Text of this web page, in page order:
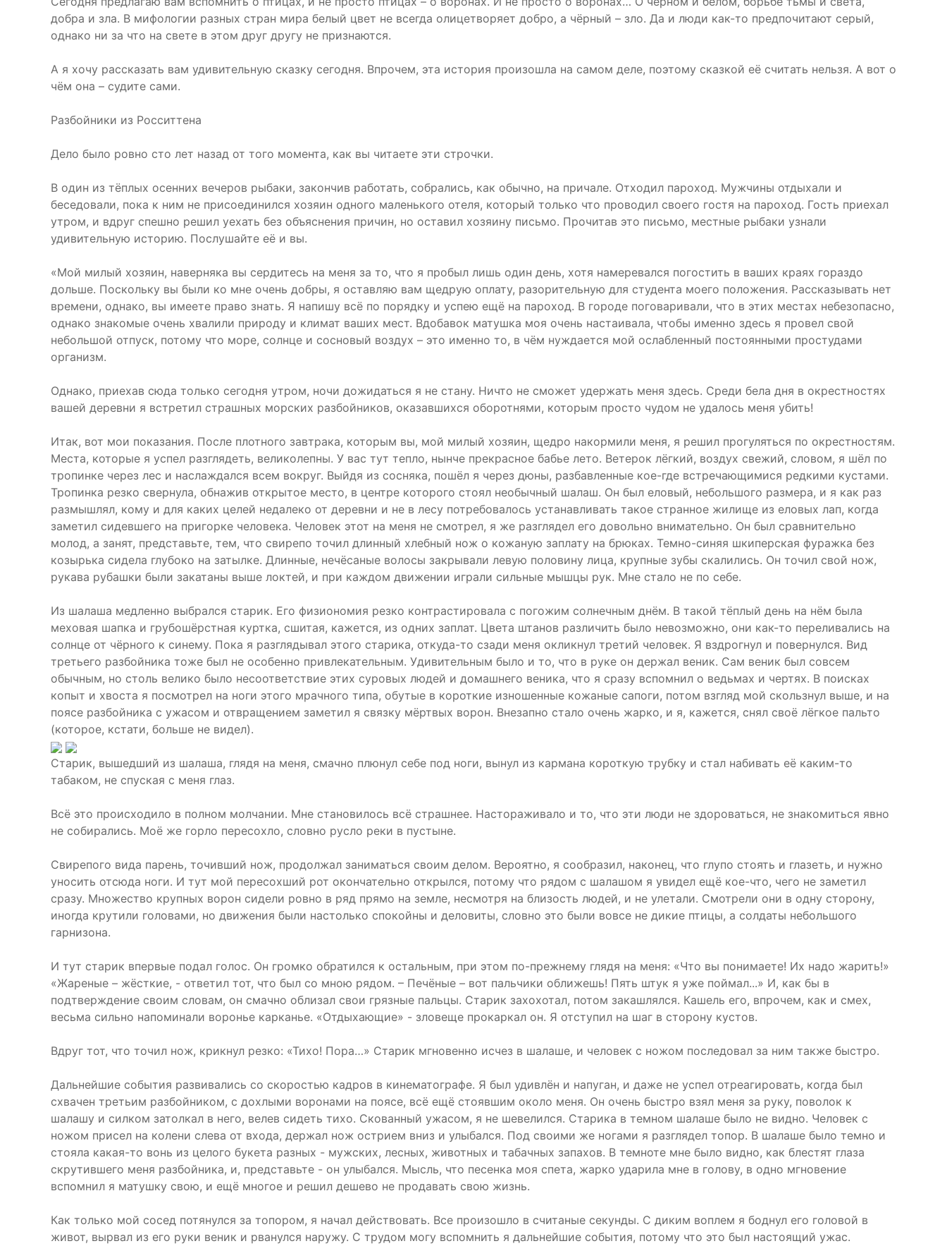
добра и зла. В мифологии разных стран мира белый цвет не всегда олицетворяет добро, а чёрный – зло. Да и люди как-то предпочитают серый,
однако ни за что на свете в этом друг другу не признаются.
А я хочу рассказать вам удивительную сказку сегодня. Впрочем, эта история произошла на самом деле, поэтому сказкой её считать нельзя. А вот о
чём она – судите сами.
Разбойники из Росситтена
Дело было ровно сто лет назад от того момента, как вы читаете эти строчки.
В один из тёплых осенних вечеров рыбаки, закончив работать, собрались, как обычно, на причале. Отходил пароход. Мужчины отдыхали и
беседовали, пока к ним не присоединился хозяин одного маленького отеля, который только что проводил своего гостя на пароход. Гость приехал
утром, и вдруг спешно решил уехать без объяснения причин, но оставил хозяину письмо. Прочитав это письмо, местные рыбаки узнали
удивительную историю. Послушайте её и вы.
«Мой милый хозяин, наверняка вы сердитесь на меня за то, что я пробыл лишь один день, хотя намеревался погостить в ваших краях гораздо
дольше. Поскольку вы были ко мне очень добры, я оставляю вам щедрую оплату, разорительную для студента моего положения. Рассказывать нет
времени, однако, вы имеете право знать. Я напишу всё по порядку и успею ещё на пароход. В городе поговаривали, что в этих местах небезопасно,
однако знакомые очень хвалили природу и климат ваших мест. Вдобавок матушка моя очень настаивала, чтобы именно здесь я провел свой
небольшой отпуск, потому что море, солнце и сосновый воздух – это именно то, в чём нуждается мой ослабленный постоянными простудами
организм.
Однако, приехав сюда только сегодня утром, ночи дожидаться я не стану. Ничто не сможет удержать меня здесь. Среди бела дня в окрестностях
вашей деревни я встретил страшных морских разбойников, оказавшихся оборотнями, которым просто чудом не удалось меня убить!
Итак, вот мои показания. После плотного завтрака, которым вы, мой милый хозяин, щедро накормили меня, я решил прогуляться по окрестностям.
Места, которые я успел разглядеть, великолепны. У вас тут тепло, нынче прекрасное бабье лето. Ветерок лёгкий, воздух свежий, словом, я шёл по
тропинке через лес и наслаждался всем вокруг. Выйдя из сосняка, пошёл я через дюны, разбавленные кое-где встречающимися редкими кустами.
Тропинка резко свернула, обнажив открытое место, в центре которого стоял необычный шалаш. Он был еловый, небольшого размера, и я как раз
размышлял, кому и для каких целей недалеко от деревни и не в лесу потребовалось устанавливать такое странное жилище из еловых лап, когда
заметил сидевшего на пригорке человека. Человек этот на меня не смотрел, я же разглядел его довольно внимательно. Он был сравнительно
молод, а занят, представьте, тем, что свирепо точил длинный хлебный нож о кожаную заплату на брюках. Темно-синяя шкиперская фуражка без
козырька сидела глубоко на затылке. Длинные, нечёсаные волосы закрывали левую половину лица, крупные зубы скалились. Он точил свой нож,
рукава рубашки были закатаны выше локтей, и при каждом движении играли сильные мышцы рук. Мне стало не по себе.
Из шалаша медленно выбрался старик. Его физиономия резко контрастировала с погожим солнечным днём. В такой тёплый день на нём была
меховая шапка и грубошёрстная куртка, сшитая, кажется, из одних заплат. Цвета штанов различить было невозможно, они как-то переливались на
солнце от чёрного к синему. Пока я разглядывал этого старика, откуда-то сзади меня окликнул третий человек. Я вздрогнул и повернулся. Вид
третьего разбойника тоже был не особенно привлекательным. Удивительным было и то, что в руке он держал веник. Сам веник был совсем
обычным, но столь велико было несоответствие этих суровых людей и домашнего веника, что я сразу вспомнил о ведьмах и чертях. В поисках
копыт и хвоста я посмотрел на ноги этого мрачного типа, обутые в короткие изношенные кожаные сапоги, потом взгляд мой скользнул выше, и на
поясе разбойника с ужасом и отвращением заметил я связку мёртвых ворон. Внезапно стало очень жарко, и я, кажется, снял своё лёгкое пальто
(которое, кстати, больше не видел).
Старик, вышедший из шалаша, глядя на меня, смачно плюнул себе под ноги, вынул из кармана короткую трубку и стал набивать её каким-то
табаком, не спуская с меня глаз.
Всё это происходило в полном молчании. Мне становилось всё страшнее. Настораживало и то, что эти люди не здороваться, не знакомиться явно
не собирались. Моё же горло пересохло, словно русло реки в пустыне.
Свирепого вида парень, точивший нож, продолжал заниматься своим делом. Вероятно, я сообразил, наконец, что глупо стоять и глазеть, и нужно
уносить отсюда ноги. И тут мой пересохший рот окончательно открылся, потому что рядом с шалашом я увидел ещё кое-что, чего не заметил
сразу. Множество крупных ворон сидели ровно в ряд прямо на земле, несмотря на близость людей, и не улетали. Смотрели они в одну сторону,
иногда крутили головами, но движения были настолько спокойны и деловиты, словно это были вовсе не дикие птицы, а солдаты небольшого
гарнизона.
И тут старик впервые подал голос. Он громко обратился к остальным, при этом по-прежнему глядя на меня: «Что вы понимаете! Их надо жарить!»
«Жареные – жёсткие, - ответил тот, что был со мною рядом. – Печёные – вот пальчики оближешь! Пять штук я уже поймал...» И, как бы в
подтверждение своим словам, он смачно облизал свои грязные пальцы. Старик захохотал, потом закашлялся. Кашель его, впрочем, как и смех,
весьма сильно напоминали воронье карканье. «Отдыхающие» - зловеще прокаркал он. Я отступил на шаг в сторону кустов.
Вдруг тот, что точил нож, крикнул резко: «Тихо! Пора…» Старик мгновенно исчез в шалаше, и человек с ножом последовал за ним также быстро.
Дальнейшие события развивались со скоростью кадров в кинематографе. Я был удивлён и напуган, и даже не успел отреагировать, когда был
схвачен третьим разбойником, с дохлыми воронами на поясе, всё ещё стоявшим около меня. Он очень быстро взял меня за руку, поволок к
шалашу и силком затолкал в него, велев сидеть тихо. Скованный ужасом, я не шевелился. Старика в темном шалаше было не видно. Человек с
ножом присел на колени слева от входа, держал нож острием вниз и улыбался. Под своими же ногами я разглядел топор. В шалаше было темно и
стояла какая-то вонь из целого букета разных - мужских, лесных, животных и табачных запахов. В темноте мне было видно, как блестят глаза
скрутившего меня разбойника, и, представьте - он улыбался. Мысль, что песенка моя спета, жарко ударила мне в голову, в одно мгновение
вспомнил я матушку свою, и ещё многое и решил дешево не продавать свою жизнь.
Как только мой сосед потянулся за топором, я начал действовать. Все произошло в считаные секунды. С диким воплем я боднул его головой в
живот, вырвал из его руки веник и рванулся наружу. С трудом могу вспомнить я дальнейшие события, потому что это был настоящий ужас.